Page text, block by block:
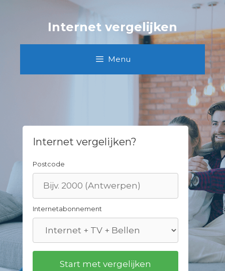
Internet vergelijken
Menu
Internet vergelijken?
Postcode
Internetabonnement